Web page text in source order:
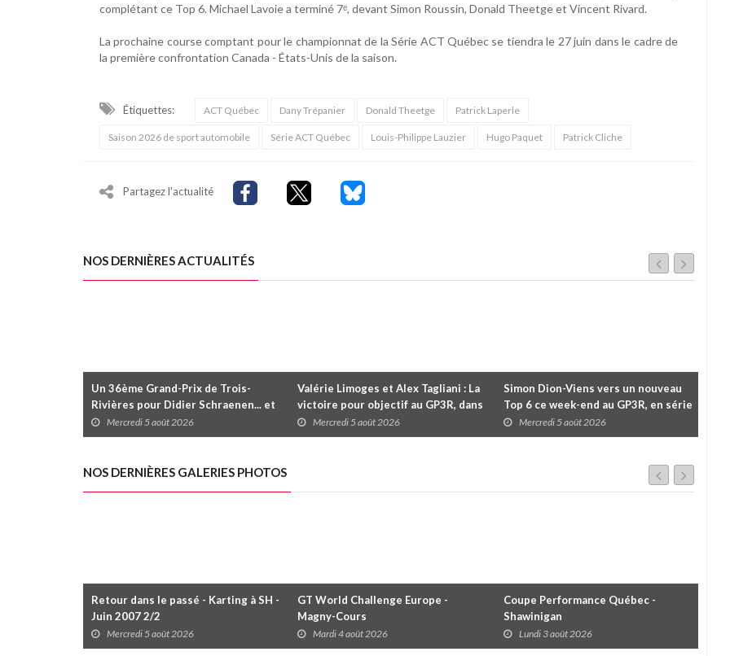
complétant ce Top 6. Michael Lavoie a terminé 7ᵉ, devant Simon Roussin, Donald Theetge et Vincent Rivard.
La prochaine course comptant pour le championnat de la Série ACT Québec se tiendra le 27 juin dans le cadre de
la première confrontation Canada - États-Unis de la saison.
Étiquettes: ACT Québec Dany Trépanier Donald Theetge Patrick Laperle
Saison 2026 de sport automobile Série ACT Québec Louis-Philippe Lauzier Hugo Paquet Patrick Cliche
Partagez l'actualité
NOS DERNIÈRES ACTUALITÉS
Un 36ème Grand-Prix de Trois-
Rivières pour Didier Schraenen... et
une première en Challenge Canada
Mercredi 5 août 2026
Valérie Limoges et Alex Tagliani : La
victoire pour objectif au GP3R, dans
trois séries différentes
Mercredi 5 août 2026
Simon Dion-Viens vers un nouveau
Top 6 ce week-end au GP3R, en série
NASCAR Canada ?
Mercredi 5 août 2026
À
NOS DERNIÈRES GALERIES PHOTOS
Retour dans le passé - Karting à SH -
Juin 2007 2/2
Mercredi 5 août 2026
GT World Challenge Europe -
Magny-Cours
Mardi 4 août 2026
Coupe Performance Québec -
Shawinigan
Lundi 3 août 2026